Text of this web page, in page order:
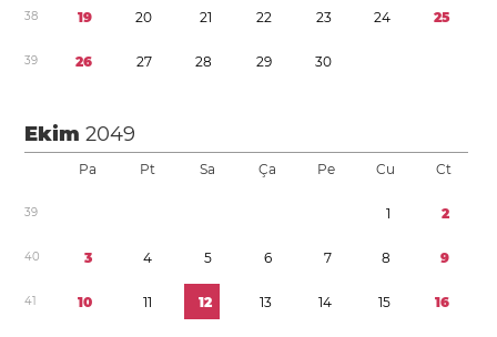
38 19 20 21 22 23 24 25
39 26 27 28 29 30
Ekim2049
Pa Pt Sa Ça Pe Cu Ct
39 1 2
40 3 4 5 6 7 8 9
41 10 11 12 13 14 15 16